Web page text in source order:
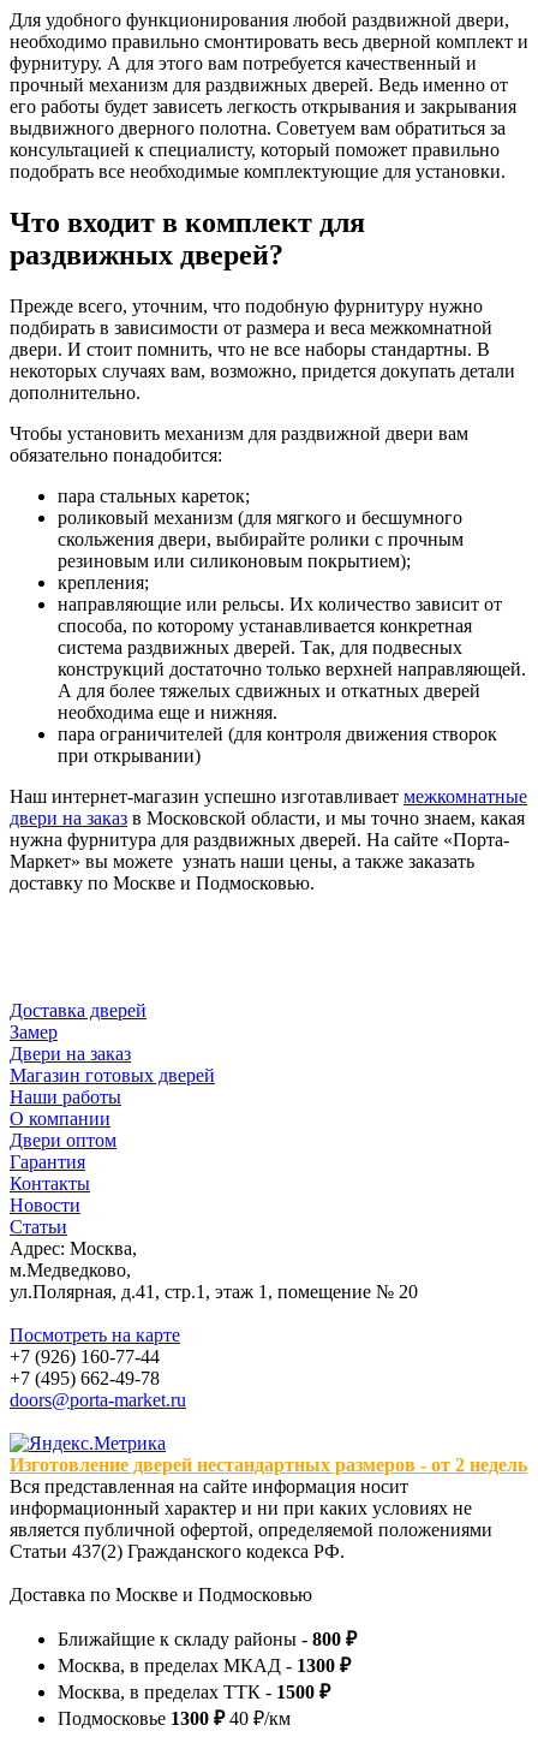
Для удобного функционирования любой раздвижной двери,
необходимо правильно смонтировать весь дверной комплект и
фурнитуру. А для этого вам потребуется качественный и
прочный механизм для раздвижных дверей. Ведь именно от
его работы будет зависеть легкость открывания и закрывания
выдвижного дверного полотна. Советуем вам обратиться за
консультацией к специалисту, который поможет правильно
подобрать все необходимые комплектующие для установки.
Что входит в комплект для
раздвижных дверей?
Прежде всего, уточним, что подобную фурнитуру нужно
подбирать в зависимости от размера и веса межкомнатной
двери. И стоит помнить, что не все наборы стандартны. В
некоторых случаях вам, возможно, придется докупать детали
дополнительно.
Чтобы установить механизм для раздвижной двери вам
обязательно понадобится:
пара стальных кареток;
роликовый механизм (для мягкого и бесшумного
скольжения двери, выбирайте ролики с прочным
резиновым или силиконовым покрытием);
крепления;
направляющие или рельсы. Их количество зависит от
способа, по которому устанавливается конкретная
система раздвижных дверей. Так, для подвесных
конструкций достаточно только верхней направляющей.
А для более тяжелых сдвижных и откатных дверей
необходима еще и нижняя.
пара ограничителей (для контроля движения створок
при открывании)
Наш интернет-магазин успешно изготавливает межкомнатные
двери на заказ в Московской области, и мы точно знаем, какая
нужна фурнитура для раздвижных дверей. На сайте «Порта-
Маркет» вы можете узнать наши цены, а также заказать
доставку по Москве и Подмосковью.
Доставка дверей
Замер
Двери на заказ
Магазин готовых дверей
Наши работы
О компании
Двери оптом
Гарантия
Контакты
Новости
Статьи
Адрес: Москва,
м.Медведково,
ул.Полярная, д.41, стр.1, этаж 1, помещение № 20
Посмотреть на карте
+7 (926) 160-77-44
+7 (495) 662-49-78
doors@porta-market.ru
Изготовление дверей нестандартных размеров - от 2 недель
Вся представленная на сайте информация носит
информационный характер и ни при каких условиях не
является публичной офертой, определяемой положениями
Статьи 437(2) Гражданского кодекса РФ.
Доставка по Москве и Подмосковью
Ближайщие к складу районы - 800 ₽
Москва, в пределах МКАД - 1300 ₽
Москва, в пределах ТТК - 1500 ₽
Подмосковье 1300 ₽40 ₽/км